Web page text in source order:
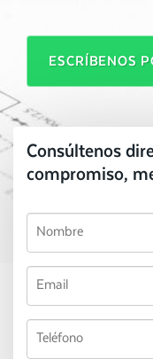
ESCRÍBENOS
Consúltenos
compromiso,